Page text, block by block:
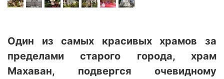
Один из самых красивых храмов за
пределами старого города, храм
Махаван, подвергся очевидному